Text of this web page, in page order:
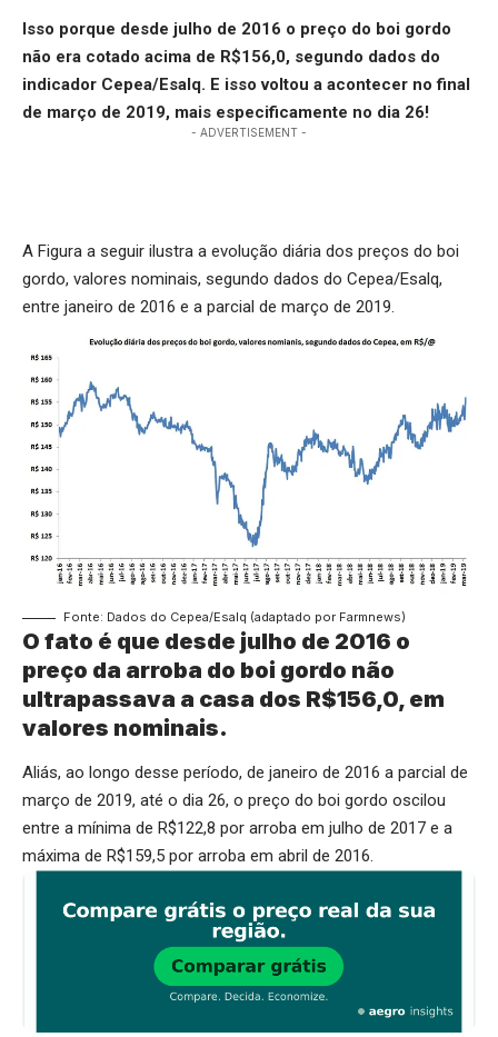
Isso porque desde julho de 2016 o preço do boi gordo
não era cotado acima de R$156,0, segundo dados do
indicador Cepea/Esalq. E isso voltou a acontecer no final
de março de 2019, mais especificamente no dia 26!
- ADVERTISEMENT -
A Figura a seguir ilustra a evolução diária dos preços do boi
gordo, valores nominais, segundo dados do Cepea/Esalq,
entre janeiro de 2016 e a parcial de março de 2019.
Fonte: Dados do Cepea/Esalq (adaptado por Farmnews)
O fato é que desde julho de 2016 o
preço da arroba do boi gordo não
ultrapassava a casa dos R$156,0, em
valores nominais.
Aliás, ao longo desse período, de janeiro de 2016 a parcial de
março de 2019, até o dia 26, o preço do boi gordo oscilou
entre a mínima de R$122,8 por arroba em julho de 2017 e a
máxima de R$159,5 por arroba em abril de 2016.